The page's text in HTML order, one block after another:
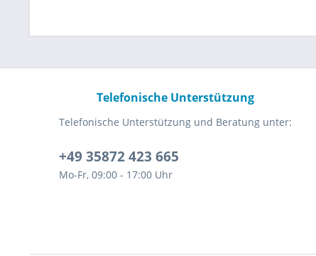
Telefonische Unterstützung
Telefonische Unterstützung und Beratung unter:
+49 35872 423 665
Mo-Fr, 09:00 - 17:00 Uhr